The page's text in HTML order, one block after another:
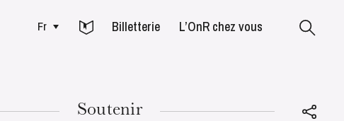
Fr Billetterie L’OnR chez vous
Soutenir